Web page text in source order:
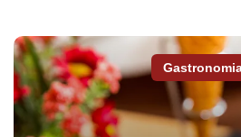
Arapongas e região,assine a
O prefeito de Arapongas, Sérgio